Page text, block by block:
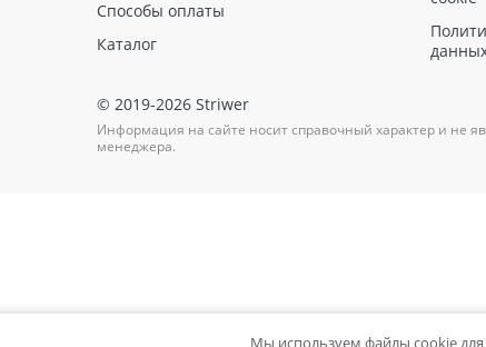
Способы оплаты
Каталог
© 2019-2026 Striwer
Информация на сайте носит справочный характер и не
менеджера.
Мы используем файлы cookie